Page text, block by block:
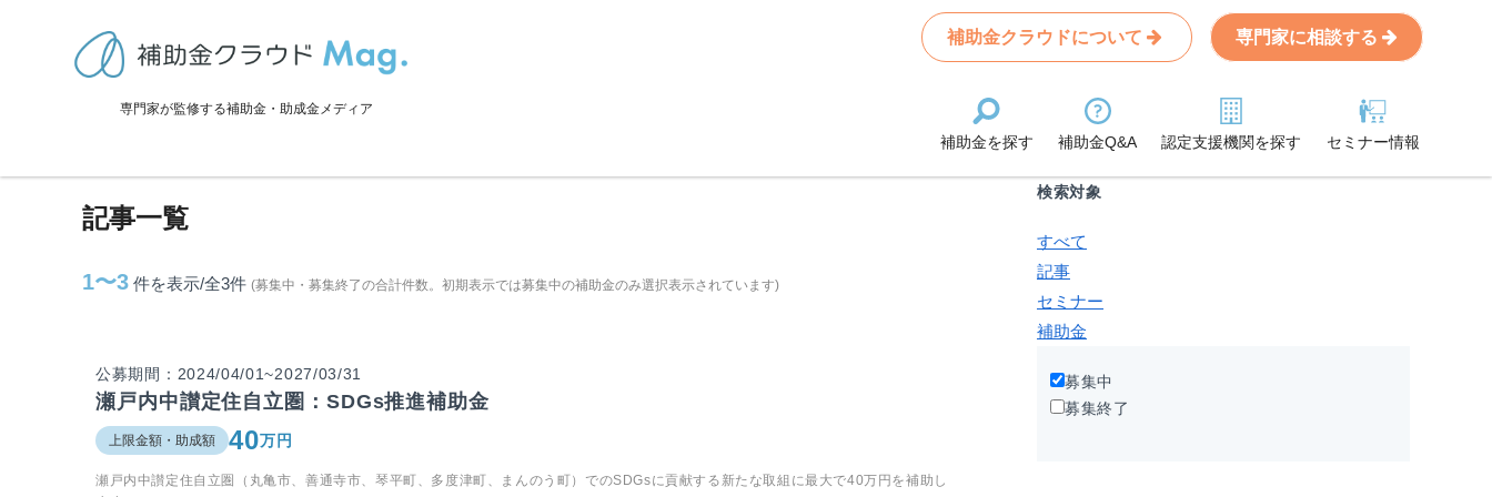
専門家が監修する補助金・助成金メディア
補助金クラウドについて 専門家に相談する
補助金を探す 補助金Q&A 認定支援機関を探す セミナー情報
>補助金・助成金詳細
まんのう町に関連する記事
記事一覧
1〜3 件を表示/全3件 (募集中・募集終了の合計件数。初期表示では募集中の補助金のみ選択表示されています)
公募期間：2024/04/01~2027/03/31
瀬戸内中讃定住自立圏：SDGs推進補助金
上限金額・助成額 40万円
瀬戸内中讃定住自立圏（丸亀市、善通寺市、琴平町、多度津町、まんのう町）でのSDGs​に貢献する新たな取組に最大で40万円を補助し
Search
条件から記事を探す
検索対象
すべて
記事
セミナー
補助金
募集中
募集終了